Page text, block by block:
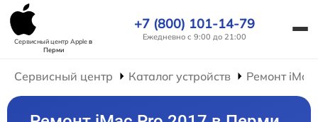
Сервисный центр Appleв
Перми
+7 (800) 101-14-79
Ежедневно с 9:00 до 21:00
Сервисный центр Каталог устройств Ремонт iMac